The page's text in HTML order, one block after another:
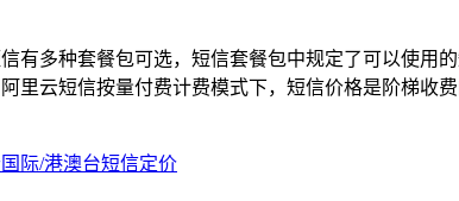
有多种套餐包可选，短信套餐包中规定了可以使用
里云短信按量付费计费模式下，短信价格是阶梯收
际/港澳台短信定价